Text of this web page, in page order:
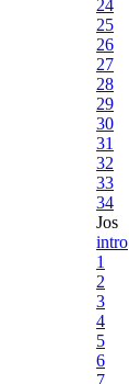
24
25
26
27
28
29
30
31
32
33
34
Jos
intro
1
2
3
4
5
6
7